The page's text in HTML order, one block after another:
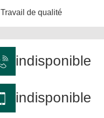
Travail de qualité
indisponible
indisponible